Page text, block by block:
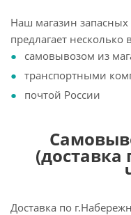
Наш магазин
предлагает несколько
самовывозом из
транспортными
почтой России
Доставка по